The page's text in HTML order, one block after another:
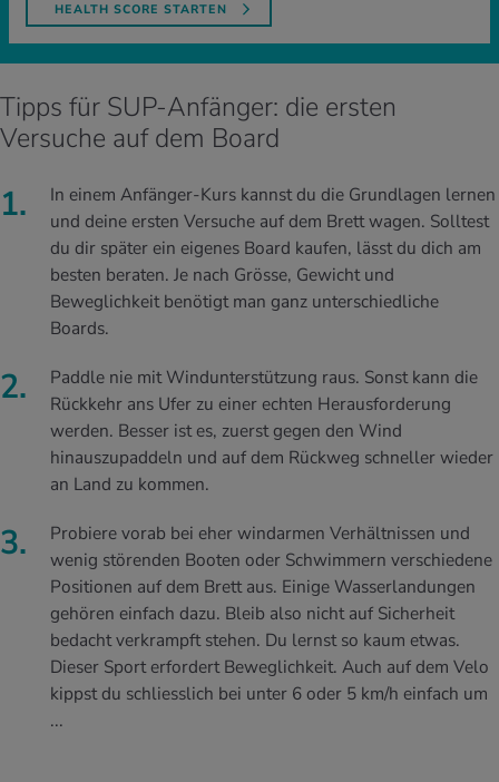
HEALTH SCORE STARTEN
Tipps für SUP-Anfänger: die ersten
Versuche auf dem Board
In einem Anfänger-Kurs kannst du die Grundlagen lernen
und deine ersten Versuche auf dem Brett wagen. Solltest
du dir später ein eigenes Board kaufen, lässt du dich am
besten beraten. Je nach Grösse, Gewicht und
Beweglichkeit benötigt man ganz unterschiedliche
Boards.
Paddle nie mit Windunterstützung raus. Sonst kann die
Rückkehr ans Ufer zu einer echten Herausforderung
werden. Besser ist es, zuerst gegen den Wind
hinauszupaddeln und auf dem Rückweg schneller wieder
an Land zu kommen.
Probiere vorab bei eher windarmen Verhältnissen und
wenig störenden Booten oder Schwimmern verschiedene
Positionen auf dem Brett aus. Einige Wasserlandungen
gehören einfach dazu. Bleib also nicht auf Sicherheit
bedacht verkrampft stehen. Du lernst so kaum etwas.
Dieser Sport erfordert Beweglichkeit. Auch auf dem Velo
kippst du schliesslich bei unter 6 oder 5 km/h einfach um
...